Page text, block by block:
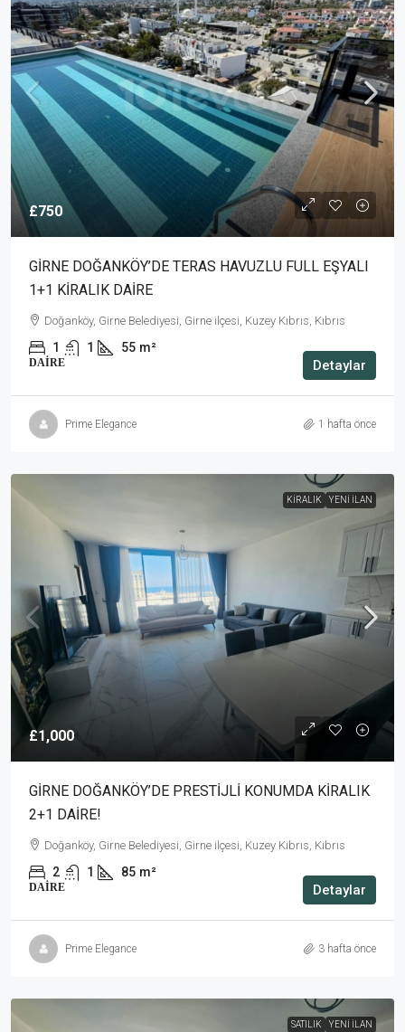
£750
GİRNE DOĞANKÖY’DE TERAS HAVUZLU FULL EŞYALI
1+1 KİRALIK DAİRE
Doğanköy, Girne Belediyesi, Girne ilçesi, Kuzey Kıbrıs, Kıbrıs
1 1 55 m²
DAIRE Detaylar
Prime Elegance 1 hafta önce
KIRALIK YENI İLAN
£1,000
GİRNE DOĞANKÖY’DE PRESTİJLİ KONUMDA KİRALIK
2+1 DAİRE!
Doğanköy, Girne Belediyesi, Girne ilçesi, Kuzey Kıbrıs, Kıbrıs
2 1 85 m²
DAIRE Detaylar
Prime Elegance 3 hafta önce
SATILIK YENI İLAN